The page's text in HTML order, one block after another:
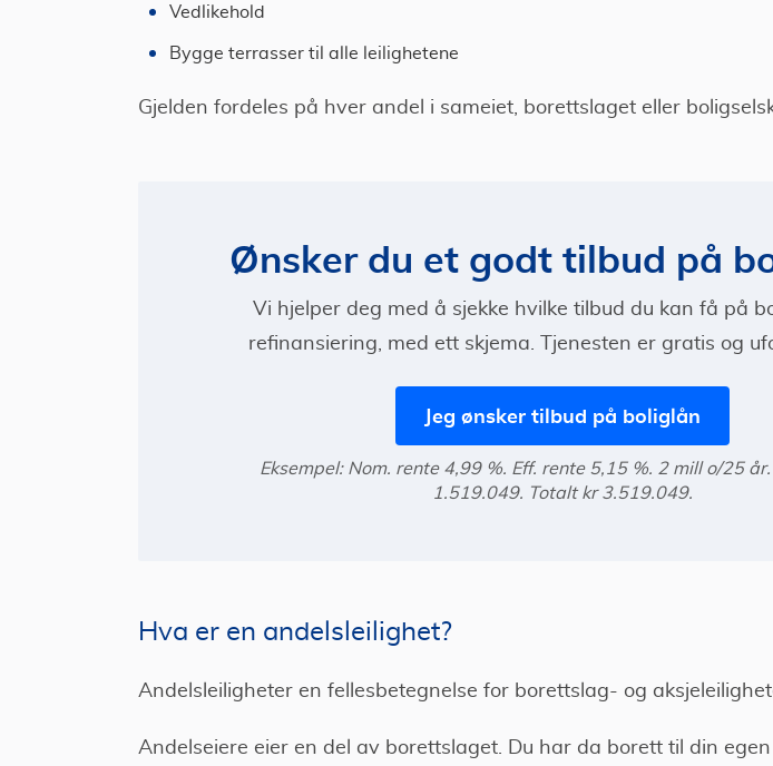
Vedlikehold
Bygge terrasser til alle leilighetene
Gjelden fordeles på hver andel i sameiet, borettslaget eller
Ønsker du et godt tilbud på
Vi hjelper deg med å sjekke hvilke tilbud du kan få på
refinansiering, med ett skjema. Tjenesten er gratis og
Jeg ønsker tilbud på boliglån
Eksempel: Nom. rente 4,99 %. Eff. rente 5,15 %. 2 mill o/25
1.519.049. Totalt kr 3.519.049.
Hva er en andelsleilighet?
Andelsleiligheter en fellesbetegnelse for borettslag- og
Andelseiere eier en del av borettslaget. Du har da borett til din